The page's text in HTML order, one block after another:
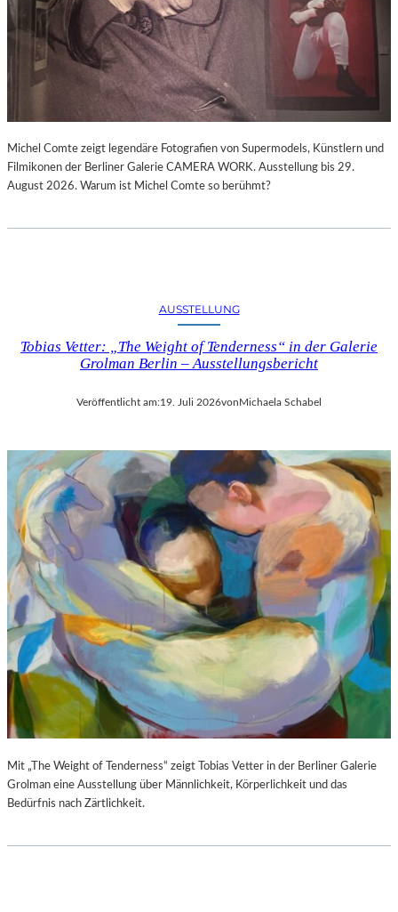
Michel Comte zeigt legendäre Fotografien von Supermodels, Künstlern und
Filmikonen der Berliner Galerie CAMERA WORK. Ausstellung bis 29.
August 2026. Warum ist Michel Comte so berühmt?
AUSSTELLUNG
Tobias Vetter: „The Weight of Tenderness“ in der Galerie
Grolman Berlin – Ausstellungsbericht
Veröffentlicht am:19. Juli 2026von Michaela Schabel
Mit „The Weight of Tenderness“ zeigt Tobias Vetter in der Berliner Galerie
Grolman eine Ausstellung über Männlichkeit, Körperlichkeit und das
Bedürfnis nach Zärtlichkeit.